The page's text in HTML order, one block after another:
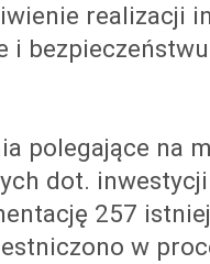
realizacji
i
polegające na
dot.
257
w